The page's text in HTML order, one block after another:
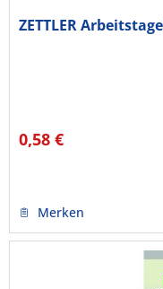
ZETTLER
0,58 €
Merken